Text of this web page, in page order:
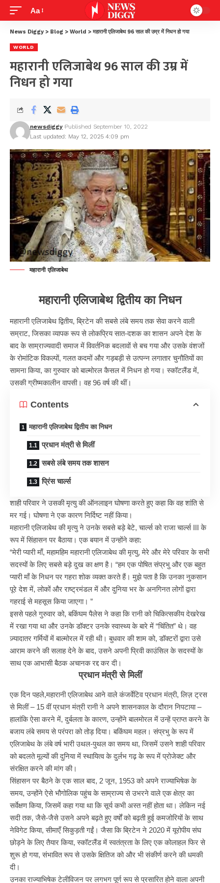
Aa
News Diggy > Blog > World > महारानी एलिजाबेथ 96 साल की उम्र में निधन हो गया
WORLD
महारानी एलिजाबेथ 96 साल की उम्र में
निधन हो गया
Last updated: May 12, 2025 4:09 pm
newsdiggy Published September 10, 2022
महारानी एलिजाबेथ
महारानी एलिजाबेथ द्वितीय का निधन
महारानी एलिजाबेथ द्वितीय, ब्रिटेन की सबसे लंबे समय तक सेवा करने वाली
सम्राट, जिसका व्यापक रूप से लोकप्रिय सात-दशक का शासन अपने देश के
बाद के साम्राज्यवादी समाज में विवर्तनिक बदलावों से बच गया और उसके वंशजों
के रोमांटिक विकल्पों, गलत कदमों और गड़बड़ी से उत्पन्न लगातार चुनौतियों का
सामना किया, का गुरुवार को बाल्मोरल कैसल में निधन हो गया। स्कॉटलैंड में,
उसकी ग्रीष्मकालीन वापसी। वह 96 वर्ष की थीं।
Contents
महारानी एलिजाबेथ द्वितीय का निधन
प्रधान मंत्री से मिलीं
सबसे लंबे समय तक शासन
प्रिंस चार्ल्स
शाही परिवार ने उसकी मृत्यु की ऑनलाइन घोषणा करते हुए कहा कि वह शांति से
मर गई। घोषणा ने एक कारण निर्दिष्ट नहीं किया।
महारानी एलिजाबेथ की मृत्यु ने उनके सबसे बड़े बेटे, चार्ल्स को राजा चार्ल्स III के
रूप में सिंहासन पर बैठाया। एक बयान में उन्होंने कहा:
“मेरी प्यारी माँ, महामहिममहारानी एलिजाबेथकी मृत्यु, मेरे और मेरे परिवार के सभी
सदस्यों के लिए सबसे बड़े दुख का क्षण है। “हम एक पोषित संप्रभु और एक बहुत
प्यारी माँ के निधन पर गहरा शोक व्यक्त करते हैं। मुझे पता है कि उनका नुकसान
पूरे देश में, लोकों और राष्ट्रमंडल में और दुनिया भर के अनगिनत लोगों द्वारा
गहराई से महसूस किया जाएगा। ”
इससे पहले गुरुवार को, बकिंघम पैलेस ने कहा कि रानी को चिकित्सकीय देखरेख
में रखा गया था और उनके डॉक्टर उनके स्वास्थ्य के बारे में “चिंतित” थे। वह
ज़्यादातर गर्मियों में बाल्मोरल में रही थी। बुधवार की शाम को, डॉक्टरों द्वारा उसे
आराम करने की सलाह देने के बाद, उसने अपनी प्रिवी काउंसिल के सदस्यों के
साथ एक आभासी बैठक अचानक रद्द कर दी।
प्रधान मंत्री से मिलीं
एक दिन पहले,महारानी एलिजाबेथ आने वाले कंजर्वेटिव प्रधान मंत्री, लिज़ ट्रस
से मिलीं – 15 वीं प्रधान मंत्री रानी ने अपने शासनकाल के दौरान निपटाया –
हालांकि ऐसा करने में, दुर्बलता के कारण, उन्होंने बालमोरल में उन्हें प्राप्त करने के
बजाय लंबे समय से परंपरा को तोड़ दिया। बकिंघम महल। संप्रभु के रूप में
एलिजाबेथ के लंबे वर्ष भारी उथल-पुथल का समय था, जिसमें उसने शाही परिवार
को बदलते मूल्यों की दुनिया में स्थायित्व के दुर्लभ गढ़ के रूप में प्रोजेक्ट और
संरक्षित करने की मांग की।
सिंहासन पर बैठने के एक साल बाद, 2 जून, 1953 को अपने राज्याभिषेक के
समय, उन्होंने ऐसे भौगोलिक पहुंच के साम्राज्य से उभरने वाले एक क्षेत्र का
सर्वेक्षण किया, जिसमें कहा गया था कि सूर्य कभी अस्त नहीं होता था। लेकिन नई
सदी तक, जैसे-जैसे उसने अपने बढ़ते हुए वर्षों को बढ़ती हुई कमजोरियों के साथ
नेविगेट किया, सीमाएँ सिकुड़ती गईं। जैसा कि ब्रिटेन ने 2020 में यूरोपीय संघ
छोड़ने के लिए तैयार किया, स्कॉटलैंड में स्वतंत्रता के लिए एक कोलाहल फिर से
शुरू हो गया, संभावित रूप से उसके क्षितिज को और भी संकीर्ण करने की धमकी
दी।
उनका राज्याभिषेक टेलीविजन पर लगभग पूर्ण रूप से प्रसारित होने वाला अपनी